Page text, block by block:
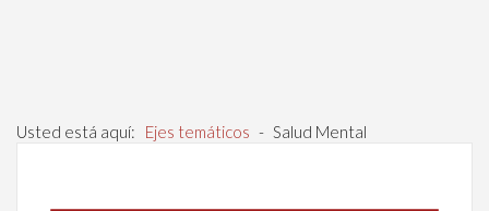
Usted está aquí: Ejes temáticos - Salud Mental